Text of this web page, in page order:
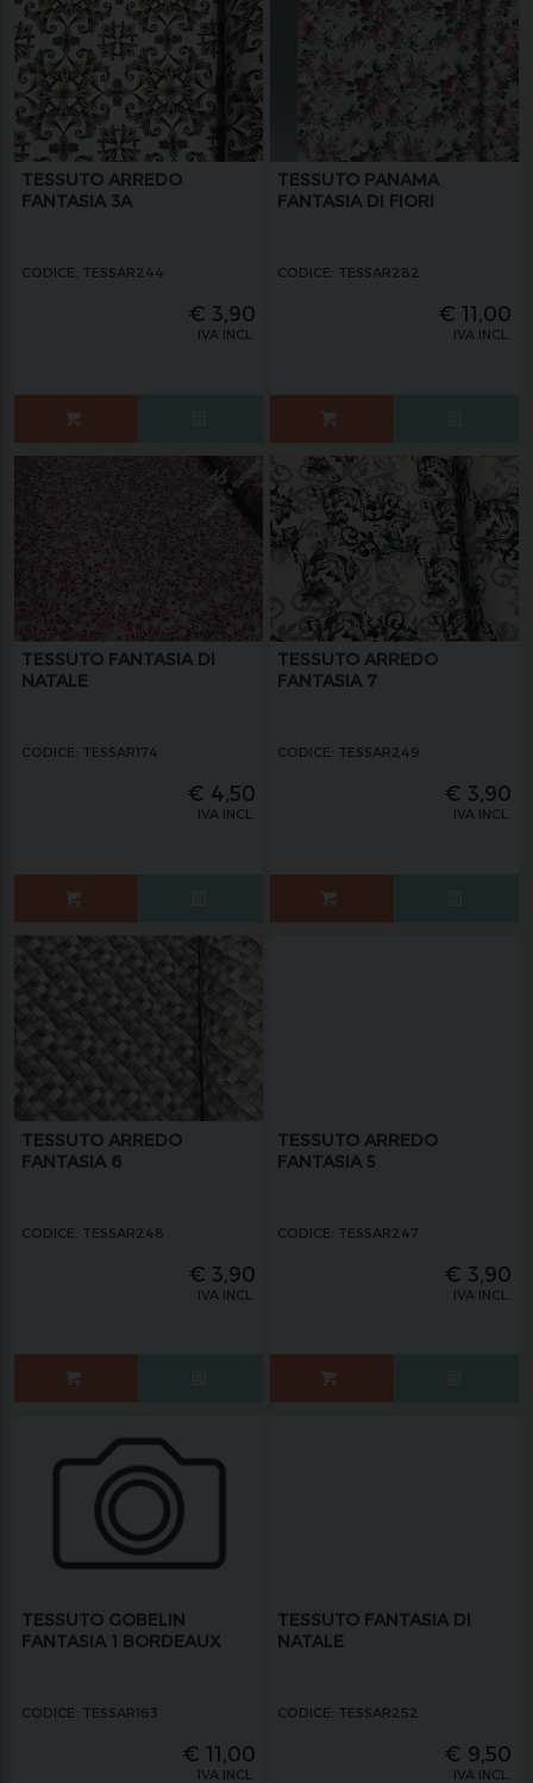
TESSUTO ARREDO
FANTASIA 3A
CODICE: TESSAR244
€ 3,90
IVA INCL.
TESSUTO PANAMA
FANTASIA DI FIORI
CODICE: TESSAR282
€ 11,00
IVA INCL.
TESSUTO FANTASIA DI
NATALE
CODICE: TESSAR174
€ 4,50
IVA INCL.
TESSUTO ARREDO
FANTASIA 7
CODICE: TESSAR249
€ 3,90
IVA INCL.
TESSUTO ARREDO
FANTASIA 6
CODICE: TESSAR248
€ 3,90
IVA INCL.
TESSUTO ARREDO
FANTASIA 5
CODICE: TESSAR247
€ 3,90
IVA INCL.
TESSUTO GOBELIN
FANTASIA 1 BORDEAUX
CODICE: TESSAR163
€ 11,00
IVA INCL.
TESSUTO FANTASIA DI
NATALE
CODICE: TESSAR252
€ 9,50
IVA INCL.